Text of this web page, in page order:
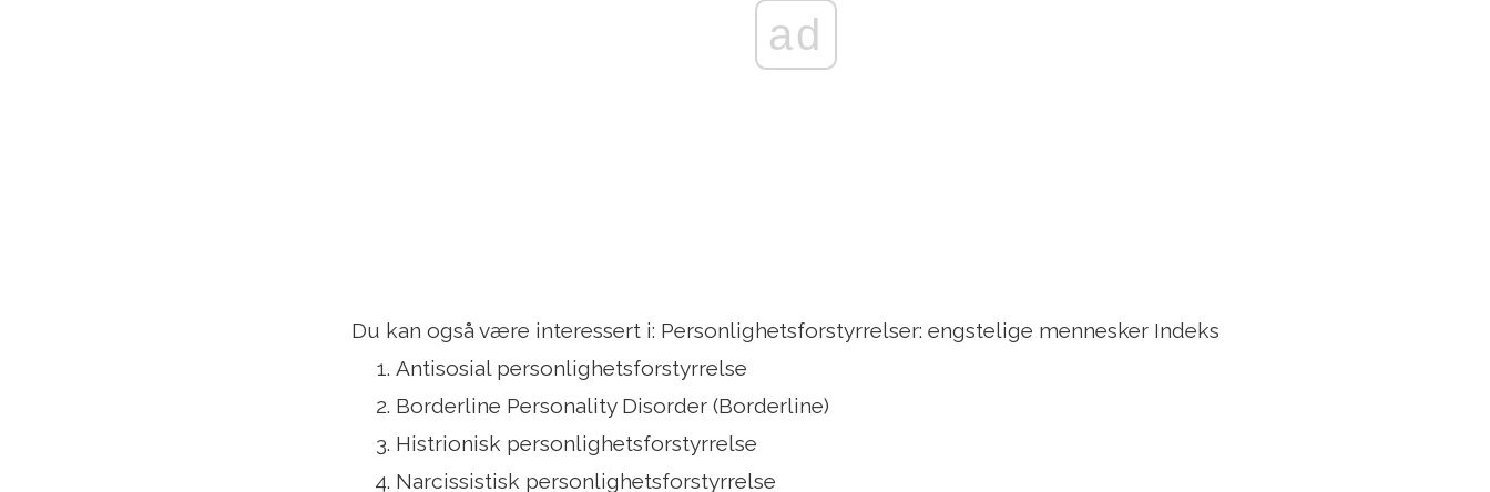
ad
Du kan også være interessert i: Personlighetsforstyrrelser: engstelige mennesker Indeks
Antisosial personlighetsforstyrrelse
Borderline Personality Disorder (Borderline)
Histrionisk personlighetsforstyrrelse
Narcissistisk personlighetsforstyrrelse